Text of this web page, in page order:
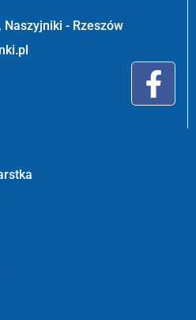
Naszyjniki - Rzeszów